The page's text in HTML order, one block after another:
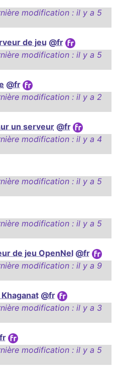
modification : il y a 5
de jeu @fr
modification : il y a 5
@fr
modification : il y a 2
un serveur @fr
modification : il y a 4
modification : il y a 5
modification : il y a 5
de jeu OpenNel @fr
modification : il y a 9
@fr
modification : il y a 3
modification : il y a 5